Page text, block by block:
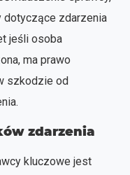
dotyczące zdarzenia
jeśli osoba
ma prawo
szkodzie od
zdarzenia
kluczowe jest